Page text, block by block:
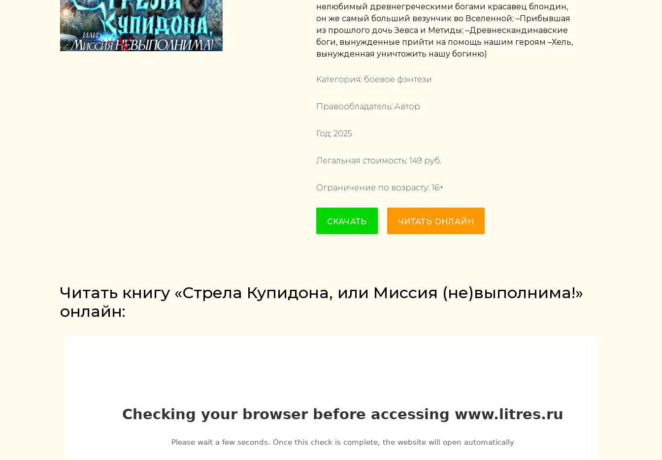
нелюбимый древнегреческими богами красавец блондин,
он же самый больший везунчик во Вселенной; –Прибывшая
из прошлого дочь Зевса и Метиды; –Древнескандинавские
боги, вынужденные прийти на помощь нашим героям –Хель,
вынужденная уничтожить нашу богиню)
Категория: боевое фэнтези
Правообладатель: Автор
Год: 2025
Легальная стоимость: 149 руб.
Ограничение по возрасту: 16+
СКАЧАТЬ ЧИТАТЬ ОНЛАЙН
Читать книгу «Стрела Купидона, или Миссия (не)выполнима!»
онлайн: